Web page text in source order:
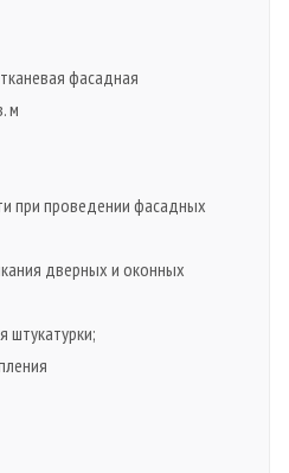
фасадная
м
при проведении фасадных
дверных и оконных
штукатурки;
плит к несущему
наружного утепления.
теплоизоляционных плит,